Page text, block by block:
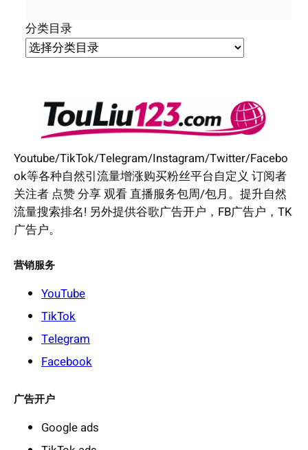
分类目录
Youtube/TikTok/Telegram/Instagram/Twitter/Facebo
ok等各种自然引流量增涨购买粉丝平台自定义 订阅者
关注者 点赞 分享 观看 直播服务包周/包月。提升自然
流量搜索排名! 另外提供谷歌广告开户，FB广告户，TK
广告户。
营销服务
YouTube
TikTok
Telegram
Facebook
广告开户
Google ads